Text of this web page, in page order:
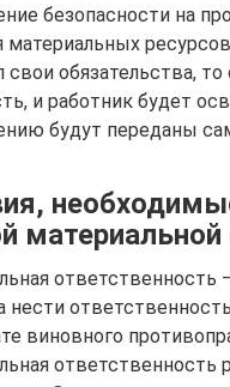
безопасности на
материальных
свои обязательства,
и работник будет
будут переданы
материальной
ответственность
нести
виновного